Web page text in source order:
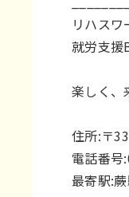
リハスワ
就労支援
楽しく、
住所:〒
電話番号
最寄駅: